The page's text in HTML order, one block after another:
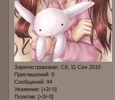
Зарегистрирован: Сб, 11 Сен 2010
Приглашений: 0
Сообщений: 94
Уважение: [+2/-0]
Позитив: [+3/-0]